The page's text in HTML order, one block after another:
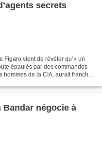
secrets
Figaro vient de révéler qu’« un
épaulés par des commandos
hommes de la CIA, aurait franchi
négocie à